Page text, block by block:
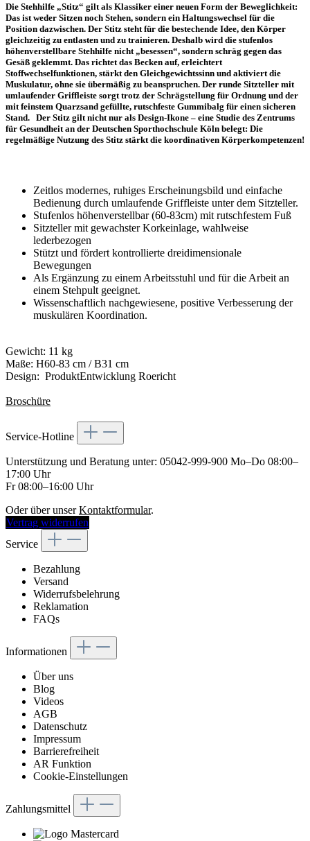
Die Stehhilfe „Stitz“ gilt als Klassiker einer neuen Form der Beweglichkeit:
Das ist weder Sitzen noch Stehen, sondern ein Haltungswechsel für die
Position dazwischen. Der Stitz steht für die bestechende Idee, den Körper
gleichzeitig zu entlasten und zu trainieren. Deshalb wird die stufenlos
höhenverstellbare Stehhilfe nicht „besessen“, sondern schräg gegen das
Gesäß geklemmt. Das richtet das Becken auf, erleichtert
Stoffwechselfunktionen, stärkt den Gleichgewichtssinn und aktiviert die
Muskulatur, ohne sie übermäßig zu beanspruchen. Der runde Sitzteller mit
umlaufender Griffleiste sorgt trotz der Schrägstellung für Ordnung und der
mit feinstem Quarzsand gefüllte, rutschfeste Gummibalg für einen sicheren
Stand. Der Stitz gilt nicht nur als Design-Ikone – eine Studie des Zentrums
für Gesundheit an der Deutschen Sporthochschule Köln belegt: Die
regelmäßige Nutzung des Stitz stärkt die koordinativen Körperkompetenzen!
Zeitlos modernes, ruhiges Erscheinungsbild und einfache
Bedienung durch umlaufende Griffleiste unter dem Sitzteller.
Stufenlos höhenverstellbar (60-83cm) mit rutschfestem Fuß
Sitzteller mit gewachster Korkeinlage, wahlweise
lederbezogen
Stützt und fördert kontrollierte dreidimensionale
Bewegungen
Als Ergänzung zu einem Arbeitsstuhl und für die Arbeit an
einem Stehpult geeignet.
Wissenschaftlich nachgewiesene, positive Verbesserung der
muskulären Koordination.
Gewicht: 11 kg
Maße: H60-83 cm / B31 cm
Design: ProduktEntwicklung Roericht
Broschüre
Service-Hotline
Unterstützung und Beratung unter: 05042-999-900 Mo–Do 08:00–
17:00 Uhr
Fr 08:00–16:00 Uhr
Oder über unserKontaktformular.
Vertrag widerrufen
Service
Bezahlung
Versand
Widerrufsbelehrung
Reklamation
FAQs
Informationen
Über uns
Blog
Videos
AGB
Datenschutz
Impressum
Barrierefreiheit
AR Funktion
Cookie-Einstellungen
Zahlungsmittel